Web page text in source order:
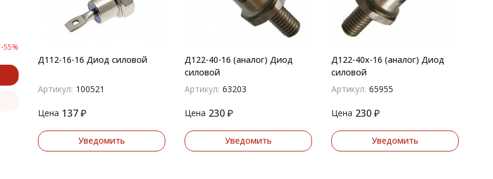
-55%
Д112-16-16 Диод силовой
Артикул: 100521
Цена 137 ₽
Уведомить
Д122-40-16 (аналог) Диод
силовой
Артикул: 63203
Цена 230 ₽
Уведомить
Д122-40х-16 (аналог) Диод
силовой
Артикул: 65955
Цена 230 ₽
Уведомить